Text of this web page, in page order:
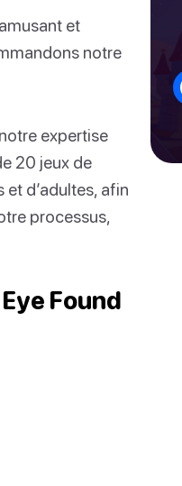
et
notre
expertise
20 jeux de
et d’adultes, afin
processus,
Found